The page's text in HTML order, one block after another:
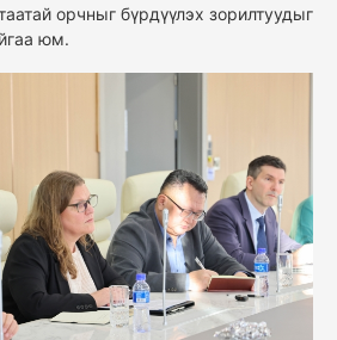
орчныг бүрдүүлэх зорилтуудыг
юм.